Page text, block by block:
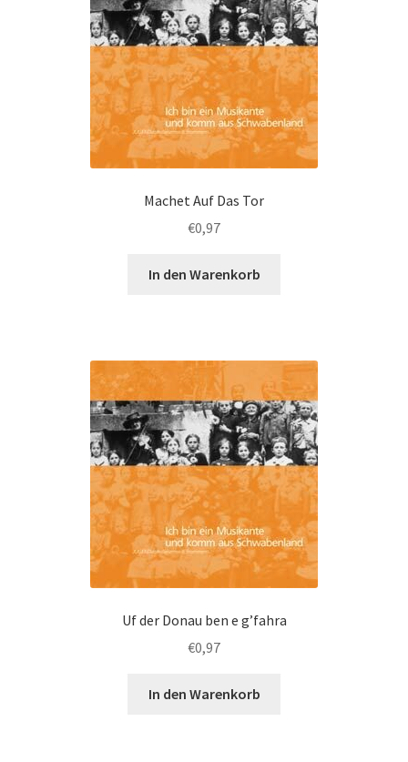
Machet Auf Das Tor
€0,97
In den Warenkorb
Uf der Donau ben e g’fahra
€0,97
In den Warenkorb